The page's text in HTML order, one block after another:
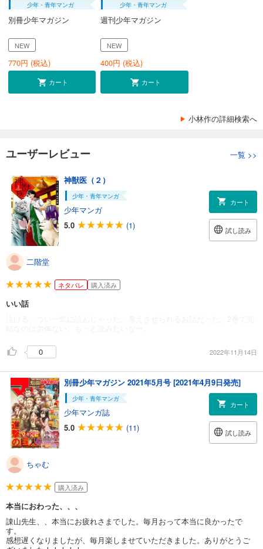
少年・青年マンガ
別冊少年マガジン
NEW
770円 (税込)
カート
少年・青年マンガ
週刊少年マガジン
NEW
400円 (税込)
カート
小林作の詳細検索へ
ユーザーレビュー 一覧 >>
神獣医（２）
少年・青年マンガ
少年マンガ
5.0
(1)
カート
試し読み
二階堂
ネタバレ 購入済み
いい話
0 2022年11月14日
別冊少年マガジン 2021年5月号 [2021年4月9日発売]
少年・青年マンガ
少年マンガ誌
5.0
(11)
カート
試し読み
ちゃむ
購入済み
本当におわった、、、
諌山先生、、本当にお疲れさまでした。毎月おって本当に良かったで
す。
感想遅くなりましたが、毎月楽しませていただきました。ありがとうご